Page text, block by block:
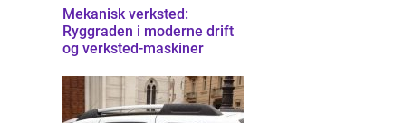
Mekanisk verksted:
Ryggraden i moderne drift
og verksted-maskiner